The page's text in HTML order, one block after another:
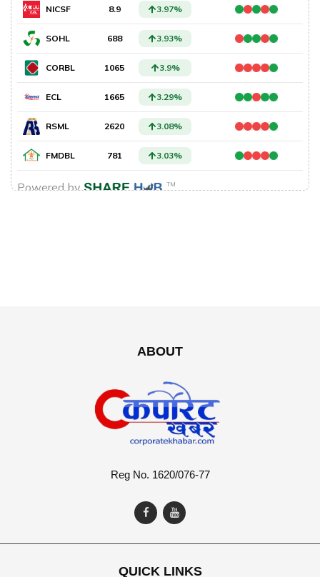
ABOUT
Reg No. 1620/076-77
QUICK LINKS